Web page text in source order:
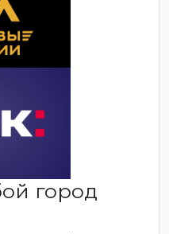
город